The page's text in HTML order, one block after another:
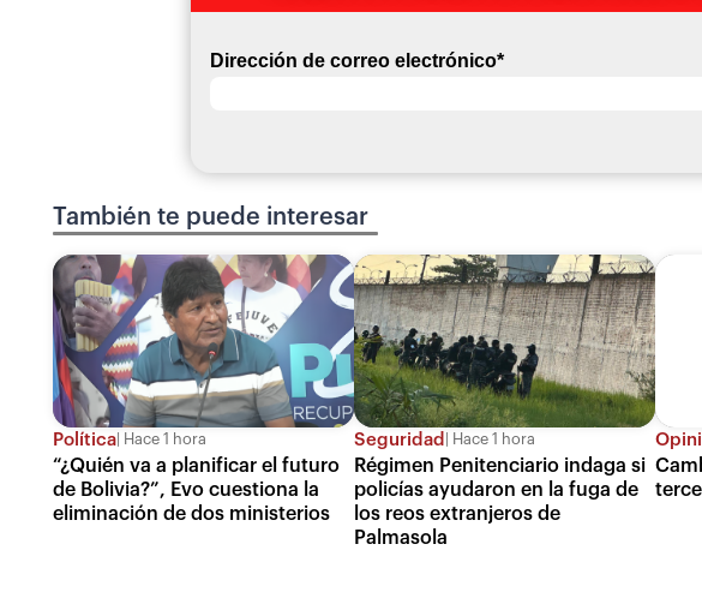
Dirección de correo electrónico*
También te puede interesar
Política Hace 1 hora
“¿Quién va a planificar el futuro
de Bolivia?”, Evo cuestiona la
eliminación de dos ministerios
Seguridad Hace 1 hora
Régimen Penitenciario indaga si
policías ayudaron en la fuga de
los reos extranjeros de
Palmasola